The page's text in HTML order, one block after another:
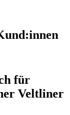
für
Veltliner